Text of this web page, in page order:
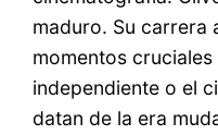
maduro. Su carrera
momentos
independiente o el
datan de la era